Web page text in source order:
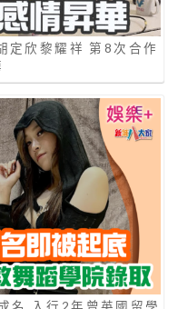
定欣黎耀祥 第8次合作